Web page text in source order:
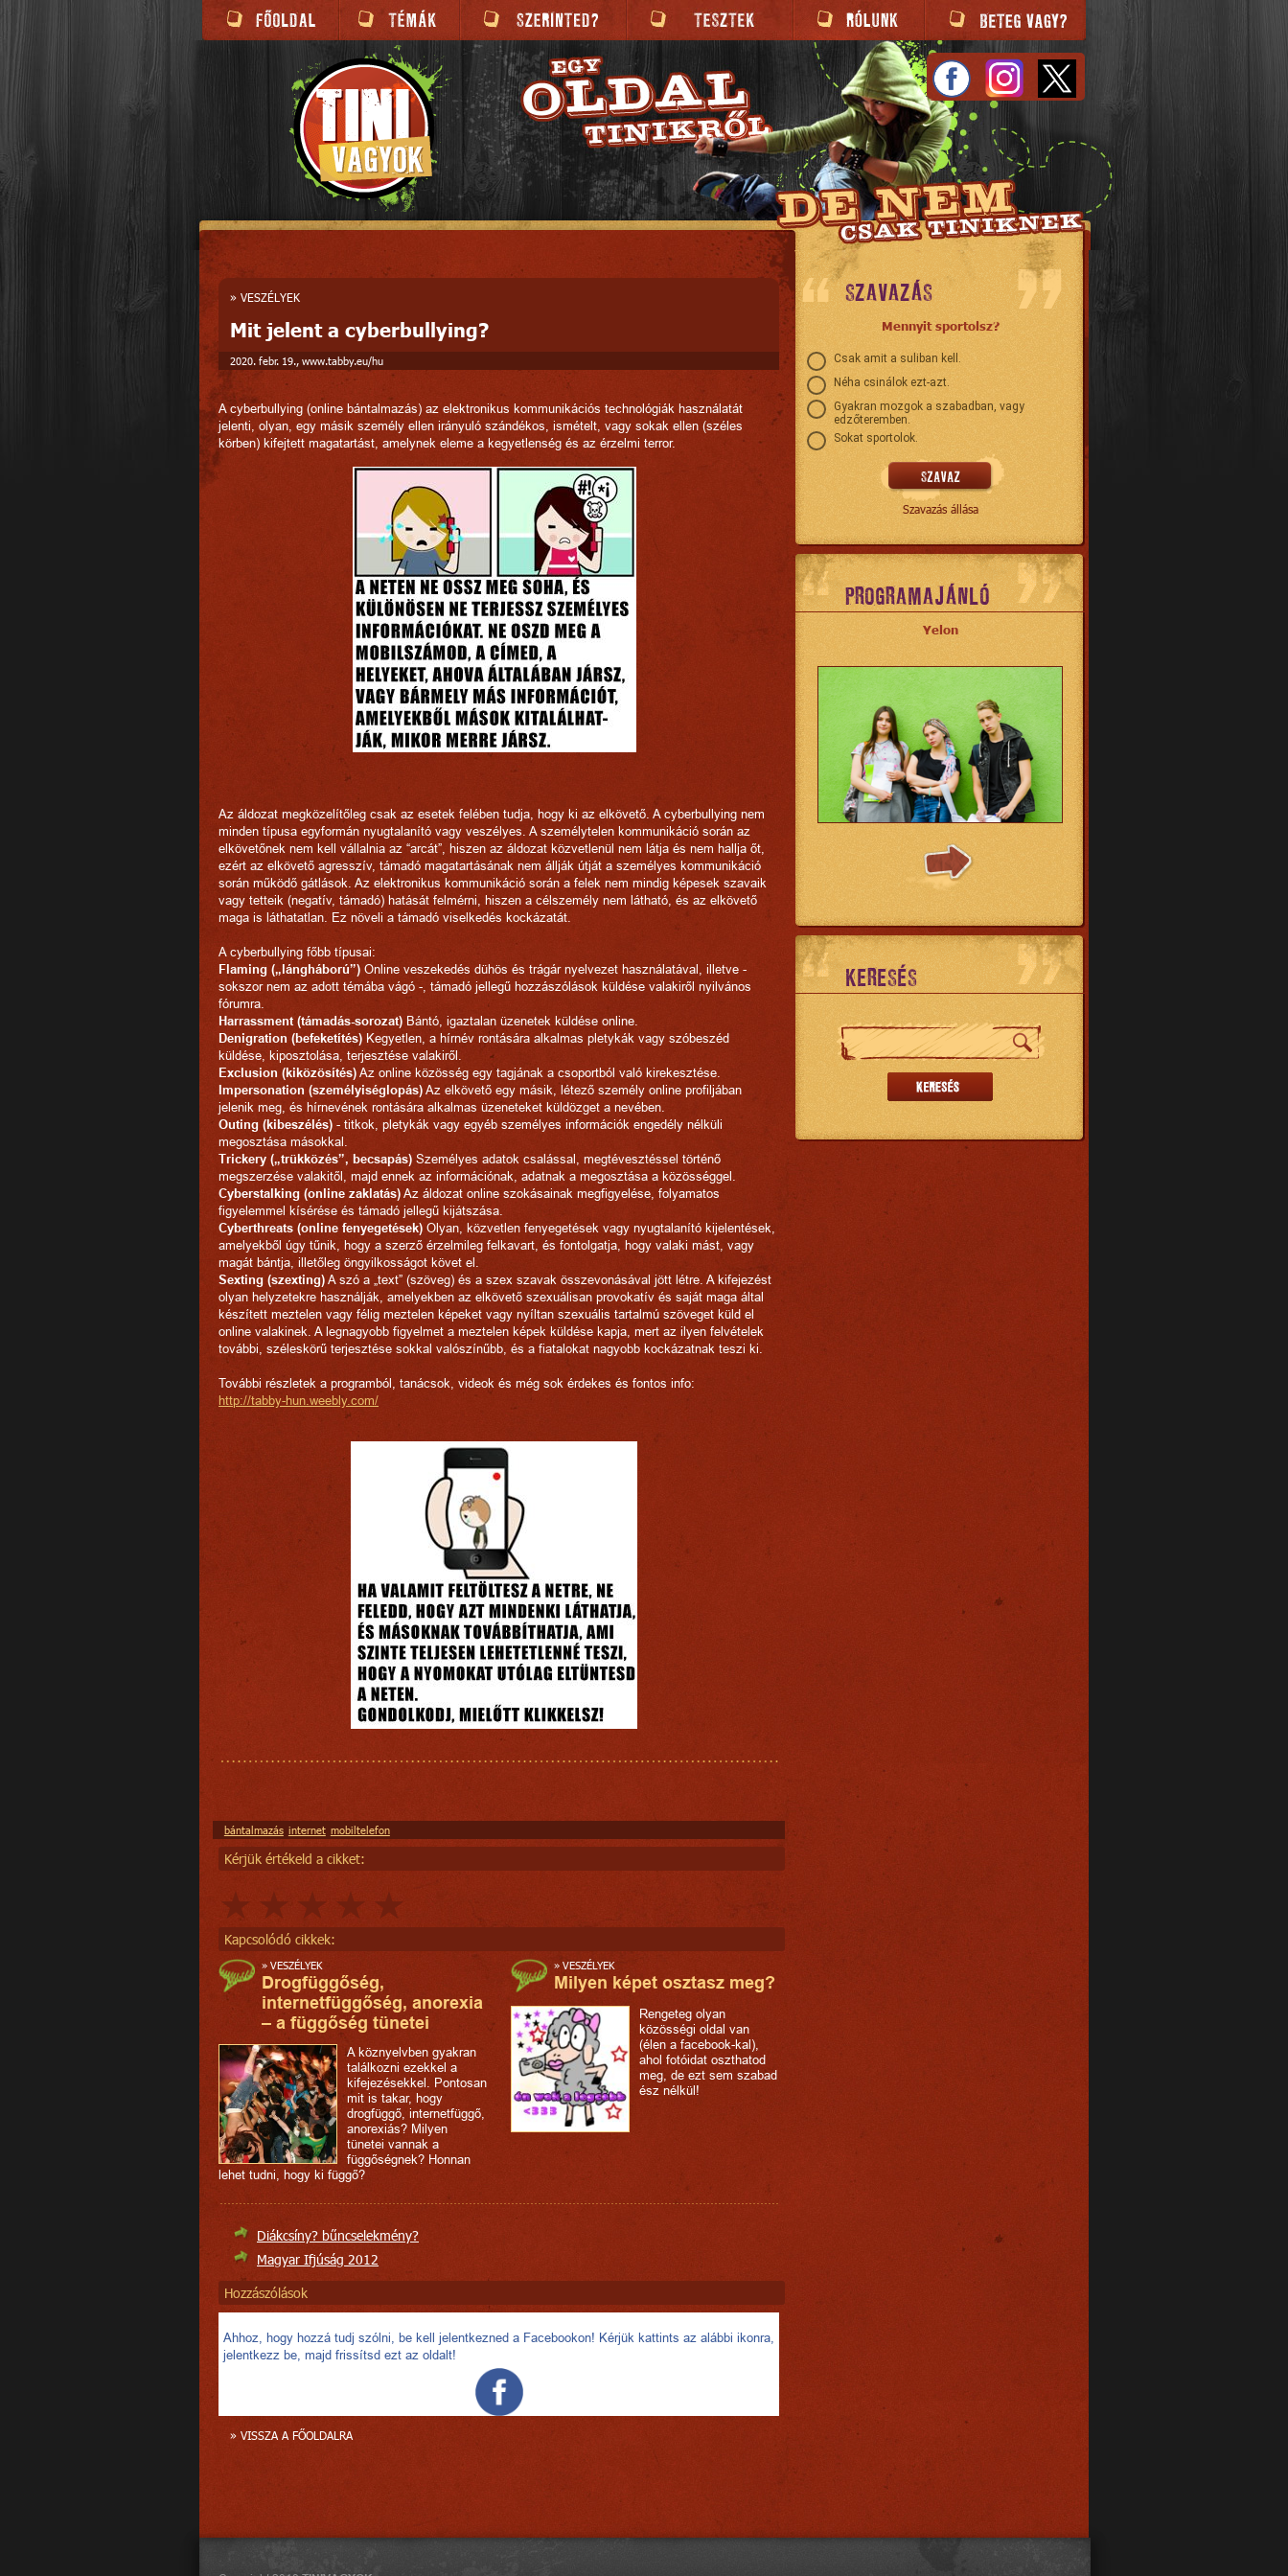
» VESZÉLYEK
Mit jelent a cyberbullying?
2020. febr. 19., www.tabby.eu/hu
A cyberbullying (online bántalmazás) az elektronikus kommunikációs technológiák használatát
jelenti, olyan, egy másik személy ellen irányuló szándékos, ismételt, vagy sokak ellen (széles
körben) kifejtett magatartást, amelynek eleme a kegyetlenség és az érzelmi terror.
Az áldozat megközelítőleg csak az esetek felében tudja, hogy ki az elkövető. A cyberbullying nem
minden típusa egyformán nyugtalanító vagy veszélyes. A személytelen kommunikáció során az
elkövetőnek nem kell vállalnia az “arcát”, hiszen az áldozat közvetlenül nem látja és nem hallja őt,
ezért az elkövető agresszív, támadó magatartásának nem állják útját a személyes kommunikáció
során működő gátlások. Az elektronikus kommunikáció során a felek nem mindig képesek szavaik
vagy tetteik (negatív, támadó) hatását felmérni, hiszen a célszemély nem látható, és az elkövető
maga is láthatatlan. Ez növeli a támadó viselkedés kockázatát.
A cyberbullying főbb típusai:
Flaming („lángháború”) Online veszekedés dühös és trágár nyelvezet használatával, illetve -
sokszor nem az adott témába vágó -, támadó jellegű hozzászólások küldése valakiről nyilvános
fórumra.
Harrassment (támadás-sorozat) Bántó, igaztalan üzenetek küldése online.
Denigration (befeketítés) Kegyetlen, a hírnév rontására alkalmas pletykák vagy szóbeszéd
küldése, kiposztolása, terjesztése valakiről.
Exclusion (kiközösítés)Az online közösség egy tagjának a csoportból való kirekesztése.
Impersonation (személyiséglopás)Az elkövető egy másik, létező személy online profiljában
jelenik meg, és hírnevének rontására alkalmas üzeneteket küldözget a nevében.
Outing (kibeszélés) - titkok, pletykák vagy egyéb személyes információk engedély nélküli
megosztása másokkal.
Trickery („trükközés”, becsapás) Személyes adatok csalással, megtévesztéssel történő
megszerzése valakitől, majd ennek az információnak, adatnak a megosztása a közösséggel.
Cyberstalking (online zaklatás)Az áldozat online szokásainak megfigyelése, folyamatos
figyelemmel kísérése és támadó jellegű kijátszása.
Cyberthreats (online fenyegetések) Olyan, közvetlen fenyegetések vagy nyugtalanító kijelentések,
amelyekből úgy tűnik, hogy a szerző érzelmileg felkavart, és fontolgatja, hogy valaki mást, vagy
magát bántja, illetőleg öngyilkosságot követ el.
Sexting (szexting)A szó a „text” (szöveg) és a szex szavak összevonásával jött létre. A kifejezést
olyan helyzetekre használják, amelyekben az elkövető szexuálisan provokatív és saját maga által
készített meztelen vagy félig meztelen képeket vagy nyíltan szexuális tartalmú szöveget küld el
online valakinek. A legnagyobb figyelmet a meztelen képek küldése kapja, mert az ilyen felvételek
további, széleskörű terjesztése sokkal valószínűbb, és a fiatalokat nagyobb kockázatnak teszi ki.
További részletek a programból, tanácsok, videok és még sok érdekes és fontos info:
http://tabby-hun.weebly.com/
bántalmazás internet mobiltelefon
Kérjük értékeld a cikket:
Kapcsolódó cikkek:
» VESZÉLYEK
Drogfüggőség,
internetfüggőség, anorexia
– a függőség tünetei
A köznyelvben gyakran
találkozni ezekkel a
kifejezésekkel. Pontosan
mit is takar, hogy
drogfüggő, internetfüggő,
anorexiás? Milyen
tünetei vannak a
függőségnek? Honnan
lehet tudni, hogy ki függő?
» VESZÉLYEK
Milyen képet osztasz meg?
Rengeteg olyan
közösségi oldal van
(élen a facebook-kal),
ahol fotóidat oszthatod
meg, de ezt sem szabad
ész nélkül!
Diákcsíny? bűncselekmény?
Magyar Ifjúság 2012
Hozzászólások
Ahhoz, hogy hozzá tudj szólni, be kell jelentkezned a Facebookon! Kérjük kattints az alábbi ikonra,
jelentkezz be, majd frissítsd ezt az oldalt!
» VISSZA A FŐOLDALRA
SZAVAZÁS
Mennyit sportolsz?
Csak amit a suliban kell.
Néha csinálok ezt-azt.
Gyakran mozgok a szabadban, vagy
edzőteremben.
Sokat sportolok.
Szavazás állása
PROGRAMAJÁNLÓ
Yelon
KERESÉS